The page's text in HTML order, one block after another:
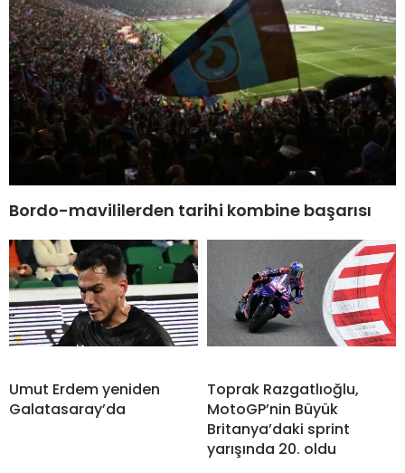
Bordo-mavililerden tarihi kombine başarısı
Umut Erdem yeniden
Galatasaray’da
Toprak Razgatlıoğlu,
MotoGP’nin Büyük
Britanya’daki sprint
yarışında 20. oldu